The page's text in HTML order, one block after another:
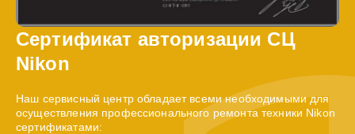
Сертификат авторизации СЦ
Nikon
Наш сервисный центр обладает всеми необходимыми для
осуществления профессионального ремонта техники Nikon
сертификатами: